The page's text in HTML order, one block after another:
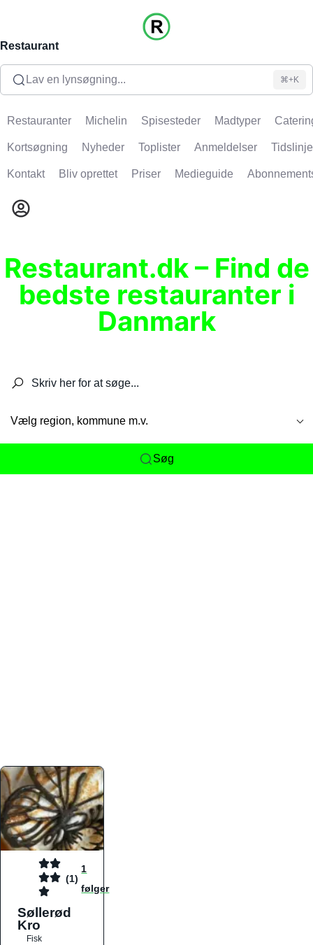
Restaurant
Lav en lynsøgning... ⌘+K
Restauranter Michelin Spisesteder Madtyper
Kortsøgning Nyheder Toplister Anmeldelser Tidslinje
Kontakt Bliv oprettet Priser Medieguide
Restaurant.dk – Find de
bedste restauranter i
Danmark
Vælg region, kommune m.v.
Søg
(1)
1
følger
Søllerød
Kro
Fisk